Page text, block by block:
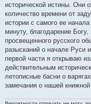
исторической истины. Они
количество времени от
истории с самого ее
минуту, благодарение
просвещенного русского
разысканий о начале Руси
первой части я открываю
действительным
летописные басни о
замечания о нашей книжной